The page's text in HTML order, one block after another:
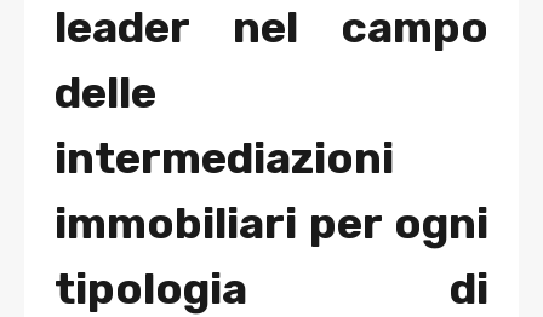
leader nel campo
delle
intermediazioni
immobiliari per ogni
tipologia di